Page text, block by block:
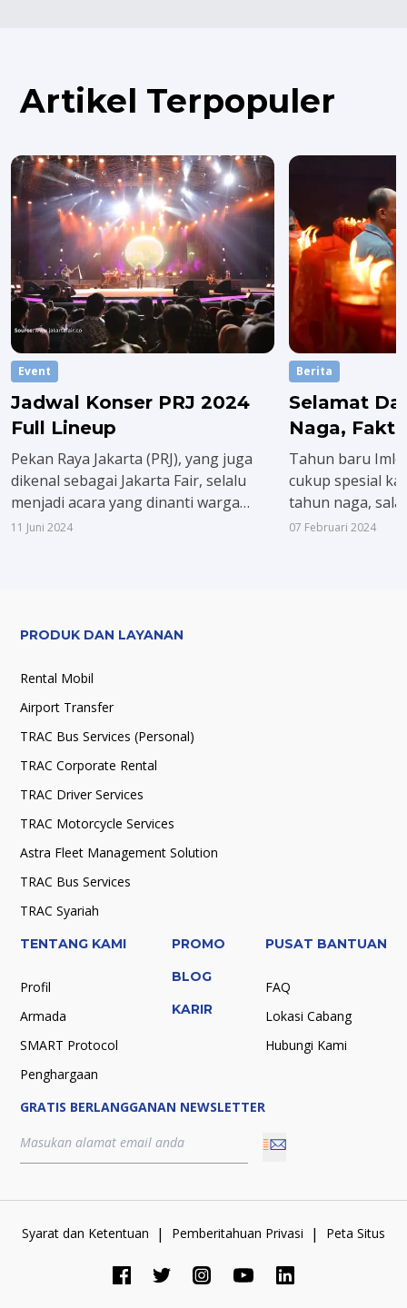
Artikel Terpopuler
Event
Jadwal Konser PRJ 2024
Full Lineup
Pekan Raya Jakarta (PRJ), yang juga
dikenal sebagai Jakarta Fair, selalu
menjadi acara yang dinanti warga
Jakarta dan sekitarnya. Nggak cuma
menggelar berbagai konser seru yang
11 Juni 2024
Berita
Selamat
Naga,
Imlek 2024
Tahun baru
cukup spesial
tahun naga,
mitologi paling
07 Februari 2024
PRODUK DAN LAYANAN
Rental Mobil
Airport Transfer
TRAC Bus Services (Personal)
TRAC Corporate Rental
TRAC Driver Services
TRAC Motorcycle Services
Astra Fleet Management Solution
TRAC Bus Services
TRAC Syariah
TENTANG KAMI
Profil
Armada
SMART Protocol
Penghargaan
PROMO
BLOG
KARIR
PUSAT BANTUAN
FAQ
Lokasi Cabang
Hubungi Kami
GRATIS BERLANGGANAN NEWSLETTER
Syarat dan Ketentuan | Pemberitahuan Privasi | Peta Situs